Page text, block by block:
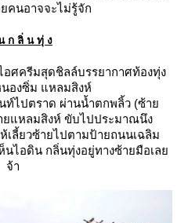
คนอาจจะไม่รู้จัก
ก ลิ่ น ทุ่ ง
อศครีมสุดชิลล์บรรยากาศท้องทุ่ง
องซิ่ม แหลมสิงห์
นท์ไปตราด ผ่านน้ำตกพลิ้ว (ซ้า
ยแหลมสิงห์ ขับไปประมาณนึง
เลี้ยวซ้ายไปตามป้ายถนนเฉลิม
นไอดิน กลิ่นทุ่งอยู่ทางซ้ายมือเล
จ้า